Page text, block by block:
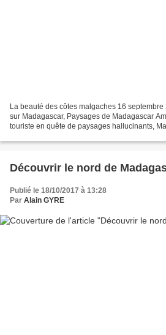
La beauté des côtes malgaches 16
sur Madagascar, Paysages de Madagascar
touriste en quête de paysages hallucinants,
Découvrir le nord de
Publié le 18/10/2017 à 13:28
Par Alain GYRE